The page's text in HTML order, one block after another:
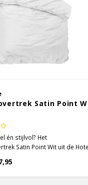
Satin Point
én stijlvol? Het
Satin Point Wit uit de
collectie! Van verder
dekbedovertrek effen, maar